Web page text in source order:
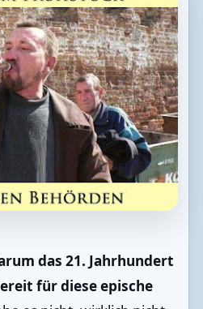
das 21. Jahrhundert
für diese epische